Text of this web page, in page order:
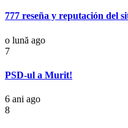
777 reseña y reputación del
o lună ago
7
PSD-ul a Murit!
6 ani ago
8